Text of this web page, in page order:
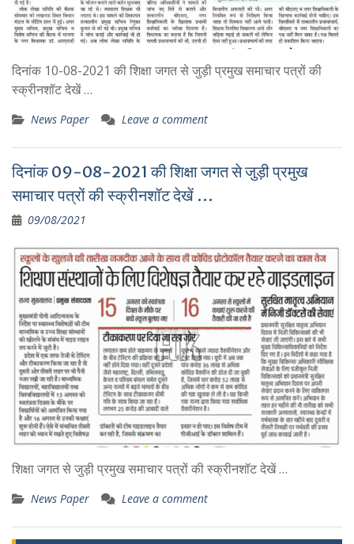
दिनांक 10-08-2021 की शिक्षा जगत से जुड़ी प्रमुख समाचार पत्रों की
स्क्रीनशॉट देखें …
News Paper Leave a comment
दिनांक 09-08-2021 की शिक्षा जगत से जुड़ी प्रमुख
समाचार पत्रों की स्क्रीनशॉट देखें …
09/08/2021
शिक्षा जगत से जुड़ी प्रमुख समाचार पत्रों की स्क्रीनशॉट देखें …
News Paper Leave a comment